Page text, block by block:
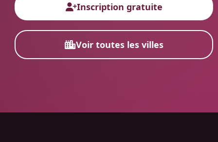
Inscription gratuite
Voir toutes les villes